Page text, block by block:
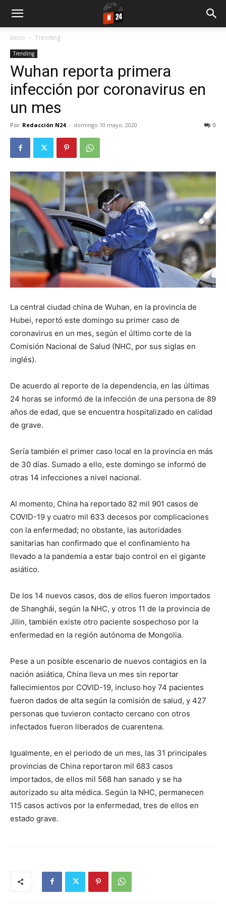
Inicio Trending
Trending
Wuhan reporta primera
infección por coronavirus en
un mes
Por Redacción N24 - domingo 10 mayo, 2020 0
La central ciudad china de Wuhan, en la provincia de
Hubei, reportó este domingo su primer caso de
coronavirus en un mes, según el último corte de la
Comisión Nacional de Salud (NHC, por sus siglas en
inglés).
De acuerdo al reporte de la dependencia, en las últimas
24 horas se informó de la infección de una persona de 89
años de edad, que se encuentra hospitalizado en calidad
de grave.
Sería también el primer caso local en la provincia en más
de 30 días. Sumado a ello, este domingo se informó de
otras 14 infecciones a nivel nacional.
Al momento, China ha reportado 82 mil 901 casos de
COVID-19 y cuatro mil 633 decesos por complicaciones
con la enfermedad; no obstante, las autoridades
sanitarias han confirmado que el confinamiento ha
llevado a la pandemia a estar bajo control en el gigante
asiático.
De los 14 nuevos casos, dos de ellos fueron importados
de Shanghái, según la NHC, y otros 11 de la provincia de
Jilin, también existe otro paciente sospechoso por la
enfermedad en la región autónoma de Mongolia.
Pese a un posible escenario de nuevos contagios en la
nación asiática, China lleva un mes sin reportar
fallecimientos por COVID-19, incluso hoy 74 pacientes
fueron dados de alta según la comisión de salud, y 427
personas que tuvieron contacto cercano con otros
infectados fueron liberados de cuarentena.
Igualmente, en el periodo de un mes, las 31 principales
provincias de China reportaron mil 683 casos
importados, de ellos mil 568 han sanado y se ha
autorizado su alta médica. Según la NHC, permanecen
115 casos activos por la enfermedad, tres de ellos en
estado grave.